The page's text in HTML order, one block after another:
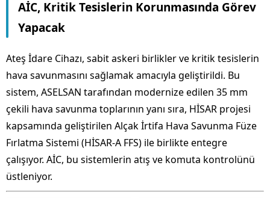
AİC, Kritik Tesislerin Korunmasında Görev
Yapacak
Ateş İdare Cihazı, sabit askeri birlikler ve kritik tesislerin
hava savunmasını sağlamak amacıyla geliştirildi. Bu
sistem, ASELSAN tarafından modernize edilen 35 mm
çekili hava savunma toplarının yanı sıra, HİSAR projesi
kapsamında geliştirilen Alçak İrtifa Hava Savunma Füze
Fırlatma Sistemi (HİSAR-A FFS) ile birlikte entegre
çalışıyor. AİC, bu sistemlerin atış ve komuta kontrolünü
üstleniyor.